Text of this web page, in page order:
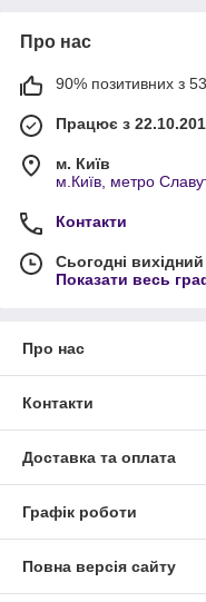
Про нас
90% позитивних з 53
Працює з
м. Київ
м.Київ, метро
Контакти
Сьогодні вихідний
Показати весь
Про нас
Контакти
Доставка та оплата
Графік роботи
Повна версія сайту